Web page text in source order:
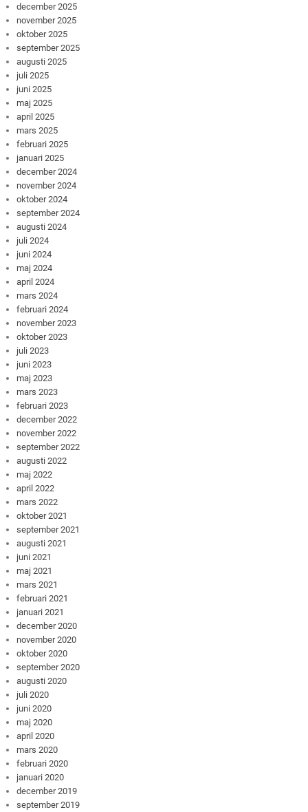
december 2025
november 2025
oktober 2025
september 2025
augusti 2025
juli 2025
juni 2025
maj 2025
april 2025
mars 2025
februari 2025
januari 2025
december 2024
november 2024
oktober 2024
september 2024
augusti 2024
juli 2024
juni 2024
maj 2024
april 2024
mars 2024
februari 2024
november 2023
oktober 2023
juli 2023
juni 2023
maj 2023
mars 2023
februari 2023
december 2022
november 2022
september 2022
augusti 2022
maj 2022
april 2022
mars 2022
oktober 2021
september 2021
augusti 2021
juni 2021
maj 2021
mars 2021
februari 2021
januari 2021
december 2020
november 2020
oktober 2020
september 2020
augusti 2020
juli 2020
juni 2020
maj 2020
april 2020
mars 2020
februari 2020
januari 2020
december 2019
september 2019